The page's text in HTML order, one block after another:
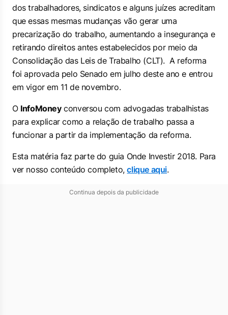
dos trabalhadores, sindicatos e alguns juízes acreditam
que essas mesmas mudanças vão gerar uma
precarização do trabalho, aumentando a insegurança e
retirando direitos antes estabelecidos por meio da
Consolidação das Leis de Trabalho (CLT). A reforma
foi aprovada pelo Senado em julho deste ano e entrou
em vigor em 11 de novembro.
O InfoMoneyconversou com advogadas trabalhistas
para explicar como a relação de trabalho passa a
funcionar a partir da implementação da reforma.
Esta matéria faz parte do guia Onde Investir 2018. Para
ver nosso conteúdo completo,clique aqui.
Continua depois da publicidade